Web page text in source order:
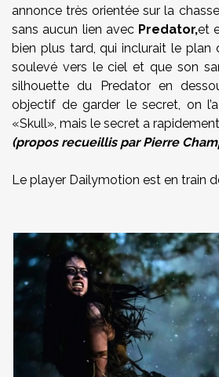
annonce très orientée sur la
sans aucun lien avec Predator,et
bien plus tard, qui inclurait le plan
soulevé vers le ciel et que son
silhouette du Predator en
objectif de garder le secret, on
«Skull», mais le secret a
(propos recueillis par Pierre
Le player Dailymotion est en train